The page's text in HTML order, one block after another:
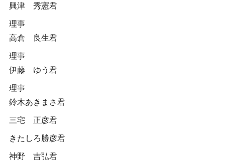
興津 秀憲君
理事
高倉 良生君
理事
伊藤 ゆう君
理事
鈴木あきまさ君
三宅 正彦君
きたしろ勝彦君
神野 吉弘君